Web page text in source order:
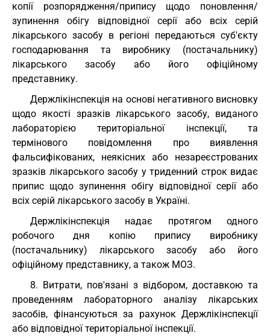
копії розпорядження/припису щодо поновлення/
зупинення обігу відповідної серії або всіх серій
лікарського засобу в регіоні передаються суб'єкту
господарювання та виробнику (постачальнику)
лікарського засобу або його офіційному
представнику.
Держлікінспекція на основі негативного висновку
щодо якості зразків лікарського засобу, виданого
лабораторією територіальної інспекції, та
термінового повідомлення про виявлення
фальсифікованих, неякісних або незареєстрованих
зразків лікарського засобу у триденний строк видає
припис щодо зупинення обігу відповідної серії або
всіх серій лікарського засобу в Україні.
Держлікінспекція надає протягом одного
робочого дня копію припису виробнику
(постачальнику) лікарського засобу або його
офіційному представнику, а також МОЗ.
8. Витрати, пов'язані з відбором, доставкою та
проведенням лабораторного аналізу лікарських
засобів, фінансуються за рахунок Держлікінспекції
або відповідної територіальної інспекції.